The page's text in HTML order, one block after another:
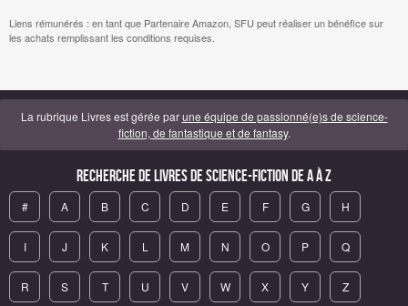
Liens rémunérés : en tant que Partenaire Amazon, SFU peut réaliser un bénéfice sur
les achats remplissant les conditions requises.
La rubrique Livres est gérée parune équipe de passionné(e)s de science-
fiction, de fantastique et de fantasy.
Recherche de Livres de science-fiction de A à Z
# A B C D E F G H
I J K L M N O P Q
R S T U V W X Y Z